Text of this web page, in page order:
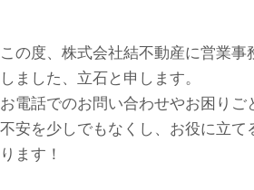
この度、株式会社結不動産に営業事
しました、立石と申します。
お電話でのお問い合わせやお困りご
不安を少しでもなくし、お役に立て
ります！